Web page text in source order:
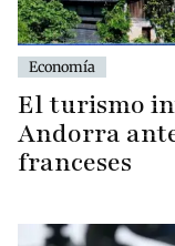
Economía
El turismo
Andorra
franceses